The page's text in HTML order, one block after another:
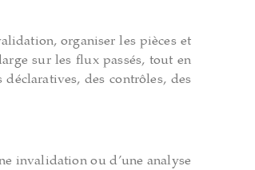
organiser les pièces et
sur les flux passés, tout en
des contrôles, des
invalidation ou d’une analyse